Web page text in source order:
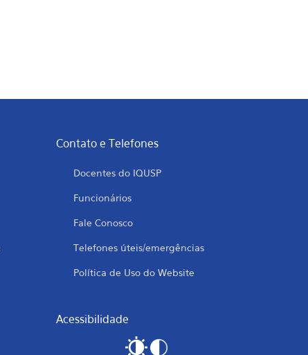
Contato e Telefones
Docentes do IQUSP
Funcionários
Fale Conosco
Telefones úteis/emergências
Política de Uso do Website
Acessibilidade